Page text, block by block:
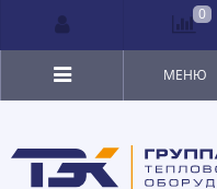
МЕНЮ
0